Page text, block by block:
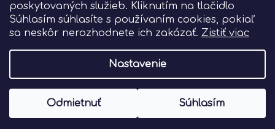
poskytovaných služieb. Kliknutím na tlačidlo
Súhlasím súhlasíte s používaním cookies, pokiaľ
sa neskôr nerozhodnete ich zakázať. Zistiť viac
Nastavenie
Odmietnuť Súhlasím
O nás
FAQ
Vytvoril Shoptet
Copyright 2026
. Všetky práva
vyhradené.Upraviť nastavenie cookies